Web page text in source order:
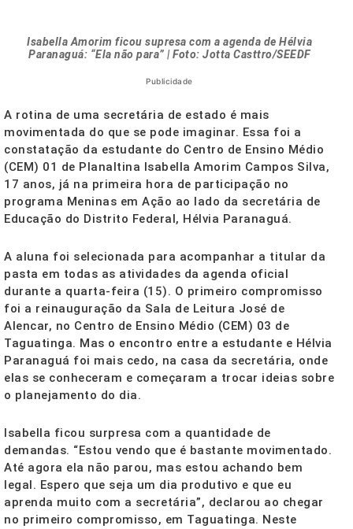
Isabella Amorim ficou supresa com a agenda de Hélvia
Paranaguá: “Ela não para” | Foto: Jotta Casttro/SEEDF
Publicidade
A rotina de uma secretária de estado é mais
movimentada do que se pode imaginar. Essa foi a
constatação da estudante do Centro de Ensino Médio
(CEM) 01 de Planaltina Isabella Amorim Campos Silva,
17 anos, já na primeira hora de participação no
programa Meninas em Ação ao lado da secretária de
Educação do Distrito Federal, Hélvia Paranaguá.
A aluna foi selecionada para acompanhar a titular da
pasta em todas as atividades da agenda oficial
durante a quarta-feira (15). O primeiro compromisso
foi a reinauguração da Sala de Leitura José de
Alencar, no Centro de Ensino Médio (CEM) 03 de
Taguatinga. Mas o encontro entre a estudante e Hélvia
Paranaguá foi mais cedo, na casa da secretária, onde
elas se conheceram e começaram a trocar ideias sobre
o planejamento do dia.
Isabella ficou surpresa com a quantidade de
demandas. “Estou vendo que é bastante movimentado.
Até agora ela não parou, mas estou achando bem
legal. Espero que seja um dia produtivo e que eu
aprenda muito com a secretária”, declarou ao chegar
no primeiro compromisso, em Taguatinga. Neste